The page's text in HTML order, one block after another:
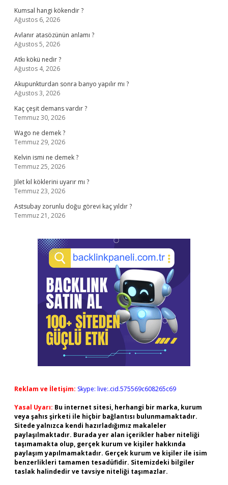
Kumsal hangi kökendir ?
Ağustos 6, 2026
Avlanır atasözünün anlamı ?
Ağustos 5, 2026
Atkı kökü nedir ?
Ağustos 4, 2026
Akupunkturdan sonra banyo yapılır mı ?
Ağustos 3, 2026
Kaç çeşit demans vardır ?
Temmuz 30, 2026
Wago ne demek ?
Temmuz 29, 2026
Kelvin ismi ne demek ?
Temmuz 25, 2026
Jilet kıl köklerini uyarır mı ?
Temmuz 23, 2026
Astsubay zorunlu doğu görevi kaç yıldır ?
Temmuz 21, 2026
Reklam ve İletişim: Skype: live:.cid.575569c608265c69
Yasal Uyarı: Bu internet sitesi, herhangi bir marka, kurum
veya şahıs şirketi ile hiçbir bağlantısı bulunmamaktadır.
Sitede yalnızca kendi hazırladığımız makaleler
paylaşılmaktadır. Burada yer alan içerikler haber niteliği
taşımamakta olup, gerçek kurum ve kişiler hakkında
paylaşım yapılmamaktadır. Gerçek kurum ve kişiler ile isim
benzerlikleri tamamen tesadüfidir. Sitemizdeki bilgiler
taslak halindedir ve tavsiye niteliği taşımazlar.